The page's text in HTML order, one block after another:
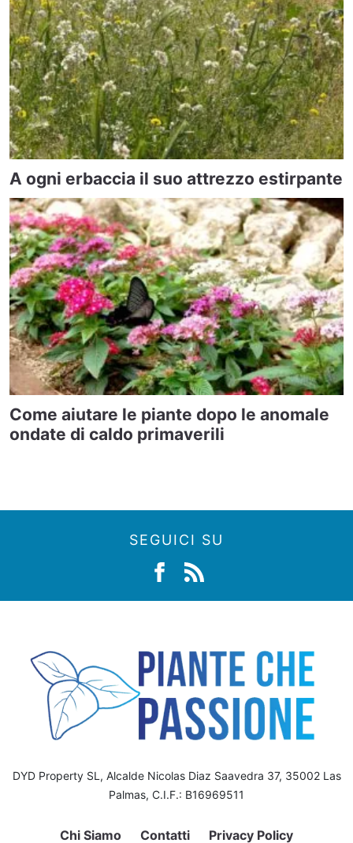
A ogni erbaccia il suo attrezzo estirpante
Come aiutare le piante dopo le anomale
ondate di caldo primaverili
SEGUICI SU
DYD Property SL, Alcalde Nicolas Diaz Saavedra 37, 35002 Las
Palmas, C.I.F.: B16969511
Chi Siamo Contatti Privacy Policy